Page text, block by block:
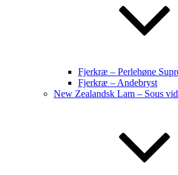
Fjerkræ – Perlehøne
Fjerkræ – Andebryst
New Zealandsk Lam – Sous